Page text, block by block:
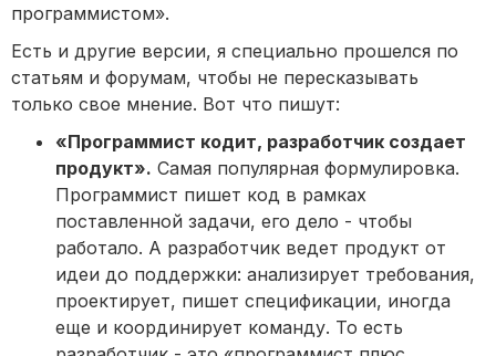
программистом».
Есть и другие версии, я специально прошелся по
статьям и форумам, чтобы не пересказывать
только свое мнение. Вот что пишут:
«Программист кодит, разработчик создает
продукт». Самая популярная формулировка.
Программист пишет код в рамках
поставленной задачи, его дело - чтобы
работало. А разработчик ведет продукт от
идеи до поддержки: анализирует требования,
проектирует, пишет спецификации, иногда
еще и координирует команду. То есть